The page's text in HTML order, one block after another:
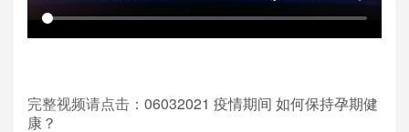
完整视频请点击： 06032021 疫情期间 如何保持孕期健
康？